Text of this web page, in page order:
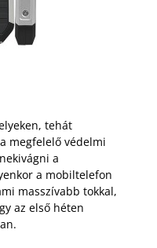
tehát
megfelelő védelmi
a
a mobiltelefon
masszívabb tokkal,
az első héten